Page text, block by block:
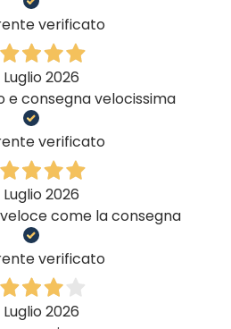
verificato
2026
consegna velocissima
verificato
2026
come la consegna
verificato
2026